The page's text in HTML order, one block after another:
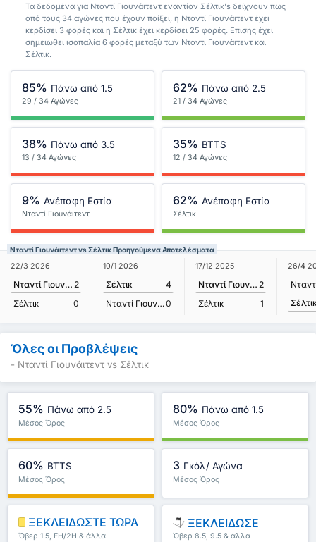
Τα δεδομένα για Νταντί Γιουνάιτεντ εναντίον Σέλτικ's δείχνουν πως
από τους 34 αγώνες που έχουν παίξει, η Νταντί Γιουνάιτεντ έχει
κερδίσει 3 φορές και η Σέλτικ έχει κερδίσει 25 φορές. Επίσης έχει
σημειωθεί ισοπαλία 6 φορές μεταξύ των Νταντί Γιουνάιτεντ και
Σέλτικ.
85% Πάνω από 1.5
29 / 34 Αγώνες
62% Πάνω από 2.5
21 / 34 Αγώνες
38% Πάνω από 3.5
13 / 34 Αγώνες
35% BTTS
12 / 34 Αγώνες
9% Ανέπαφη Εστία
Νταντί Γιουνάιτεντ
62% Ανέπαφη Εστία
Σέλτικ
Νταντί Γιουνάιτεντ vs Σέλτικ Προηγούμενα Αποτελέσματα
22/3 2026
Νταντί Γιουνάιτεντ 2
Σέλτικ
0
10/1 2026
Σέλτικ
4
Νταντί Γιουνάιτεντ0
17/12 2025
Νταντί Γιουνάιτεντ 2
Σέλτικ
1
26/4
Όλες οι Προβλέψεις
- Νταντί Γιουνάιτεντ vs Σέλτικ
55% Πάνω από 2.5
Μέσος Όρος
80% Πάνω από 1.5
Μέσος Όρος
60% BTTS
Μέσος Όρος
3 Γκόλ/ Αγώνα
Μέσος Όρος
ΞΕΚΛΕΙΔΩΣΤΕ ΤΩΡΑ
Όβερ 1.5, FH/2H & άλλα
ΞΕΚΛΕΙΔΩΣΕ
Όβερ 8.5, 9.5 & άλλα